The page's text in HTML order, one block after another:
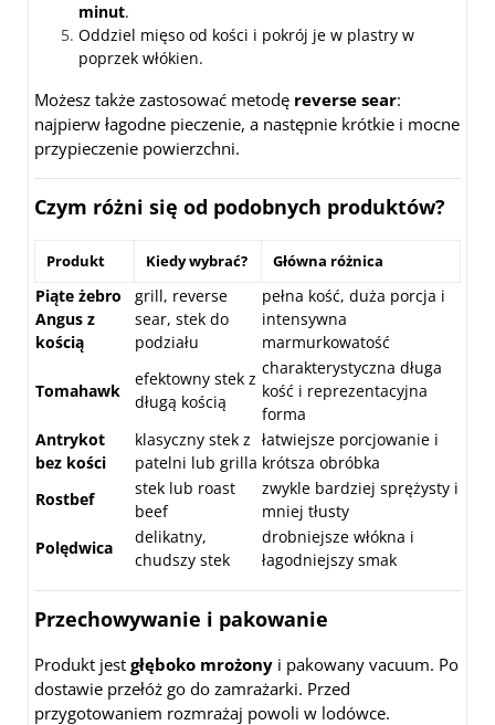
minut.
Oddziel mięso od kości i pokrój je w plastry w
poprzek włókien.
Możesz także zastosować metodę reverse sear:
najpierw łagodne pieczenie, a następnie krótkie i mocne
przypieczenie powierzchni.
Czym różni się od podobnych produktów?
Produkt Kiedy wybrać? Główna różnica
Piąte żebro
Angus z
kością
grill, reverse
sear, stek do
podziału
pełna kość, duża porcja i
intensywna
marmurkowatość
Tomahawk
efektowny stek z
długą kością
charakterystyczna długa
kość i reprezentacyjna
forma
Antrykot
bez kości
klasyczny stek z
patelni lub grilla
łatwiejsze porcjowanie i
krótsza obróbka
Rostbef
stek lub roast
beef
zwykle bardziej sprężysty i
mniej tłusty
Polędwica
delikatny,
chudszy stek
drobniejsze włókna i
łagodniejszy smak
Przechowywanie i pakowanie
Produkt jest głęboko mrożony i pakowany vacuum. Po
dostawie przełóż go do zamrażarki. Przed
przygotowaniem rozmrażaj powoli w lodówce.